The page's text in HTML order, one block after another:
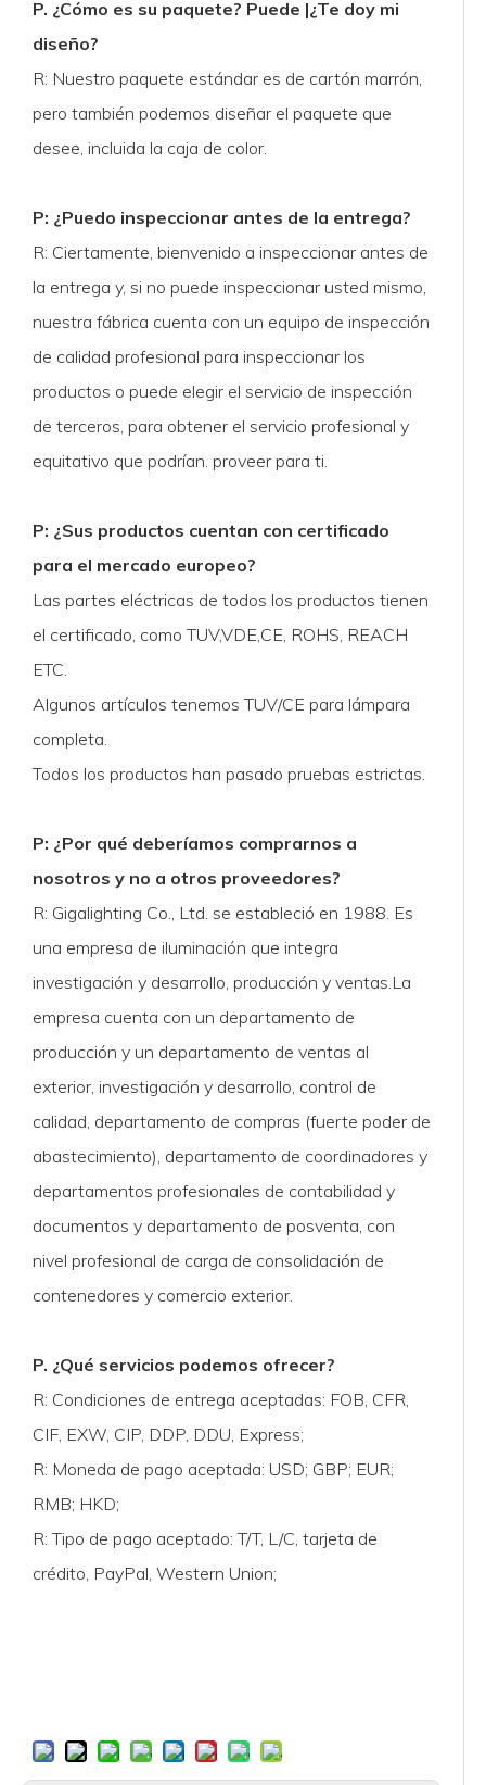
P. ¿Cómo es su paquete? Puede |¿Te doy mi
diseño?
R: Nuestro paquete estándar es de cartón marrón,
pero también podemos diseñar el paquete que
desee, incluida la caja de color.
P: ¿Puedo inspeccionar antes de la entrega?
R: Ciertamente, bienvenido a inspeccionar antes de
la entrega y, si no puede inspeccionar usted mismo,
nuestra fábrica cuenta con un equipo de inspección
de calidad profesional para inspeccionar los
productos o puede elegir el servicio de inspección
de terceros, para obtener el servicio profesional y
equitativo que podrían. proveer para ti.
P: ¿Sus productos cuentan con certificado
para el mercado europeo?
Las partes eléctricas de todos los productos tienen
el certificado, como TUV,VDE,CE, ROHS, REACH
ETC.
Algunos artículos tenemos TUV/CE para lámpara
completa.
Todos los productos han pasado pruebas estrictas.
P: ¿Por qué deberíamos comprarnos a
nosotros y no a otros proveedores?
R: Gigalighting Co., Ltd. se estableció en 1988. Es
una empresa de iluminación que integra
investigación y desarrollo, producción y ventas.La
empresa cuenta con un departamento de
producción y un departamento de ventas al
exterior, investigación y desarrollo, control de
calidad, departamento de compras (fuerte poder de
abastecimiento), departamento de coordinadores y
departamentos profesionales de contabilidad y
documentos y departamento de posventa, con
nivel profesional de carga de consolidación de
contenedores y comercio exterior.
P. ¿Qué servicios podemos ofrecer?
R: Condiciones de entrega aceptadas: FOB, CFR,
CIF, EXW, CIP, DDP, DDU, Express;
R: Moneda de pago aceptada: USD; GBP; EUR;
RMB; HKD;
R: Tipo de pago aceptado: T/T, L/C, tarjeta de
crédito, PayPal, Western Union;